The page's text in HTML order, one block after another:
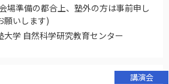
準備の都合上、塾外の方は事前申し
願いします)
大学 自然科学研究教育センター
講演会